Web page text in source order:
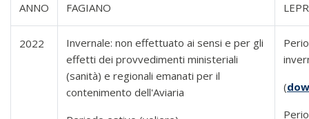
ANNO FAGIANO
2022
Invernale: non effettuato ai sensi e per gli
effetti dei provvedimenti ministeriali
(sanità) e regionali emanati per il
contenimento dell'Aviaria
(